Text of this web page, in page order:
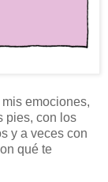
emociones,
pies, con los
y a veces con
qué te